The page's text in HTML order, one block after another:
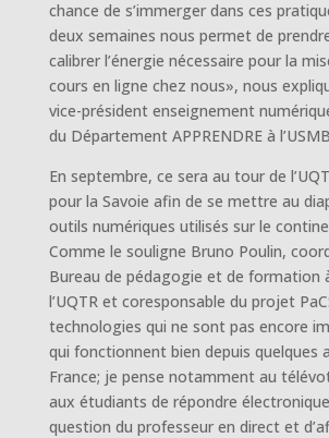
chance de s’immerger dans ces
deux semaines nous permet de
calibrer l’énergie nécessaire pour la
cours en ligne chez nous», nous
vice-président enseignement
du Département APPRENDRE à
En septembre, ce sera au tour de
pour la Savoie afin de se mettre au
outils numériques utilisés sur le
Comme le souligne Bruno Poulin,
Bureau de pédagogie et de formation
l’UQTR et coresponsable du projet
technologies qui ne sont pas encore
qui fonctionnent bien depuis quelques
France; je pense notamment au
aux étudiants de répondre
question du professeur en direct et